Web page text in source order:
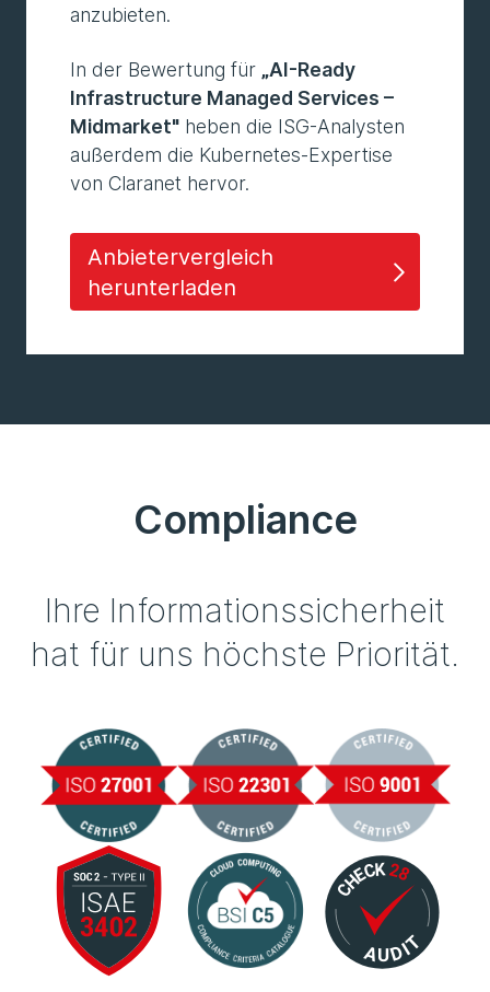
anzubieten.
In der Bewertung für „AI-Ready
Infrastructure Managed Services –
Midmarket" heben die ISG-Analysten
außerdem die Kubernetes-Expertise
von Claranet hervor.
Anbietervergleich
herunterladen
Compliance
Ihre Informationssicherheit
hat für uns höchste Priorität.